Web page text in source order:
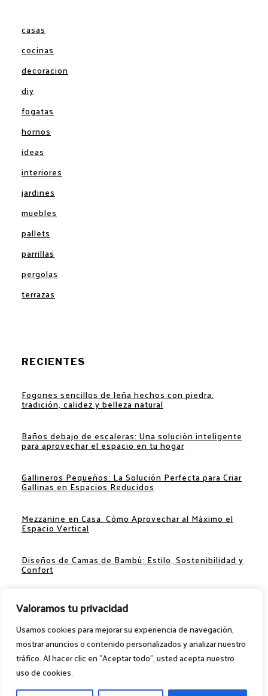
Valoramos tu privacidad
Usamos cookies para mejorar su experiencia de navegación,
mostrar anuncios o contenido personalizados y analizar nuestro
tráfico. Al hacer clic en "Aceptar todo", usted acepta nuestro
uso de cookies.
casas
cocinas
decoracion
diy
fogatas
hornos
ideas
interiores
jardines
muebles
pallets
parrillas
pergolas
terrazas
RECIENTES
Fogones sencillos de leña hechos con piedra:
tradición, calidez y belleza natural
Baños debajo de escaleras: Una solución inteligente
para aprovechar el espacio en tu hogar
Gallineros Pequeños: La Solución Perfecta para Criar
Gallinas en Espacios Reducidos
Mezzanine en Casa: Cómo Aprovechar al Máximo el
Espacio Vertical
Diseños de Camas de Bambú: Estilo, Sostenibilidad y
Confort
Separadores de Espacios: Ideas Creativas para
Optimizar tu Hogar
Ideas para el hogar. @2024 – Todos los
derechos reservados. 1MILLONIDEAS.COM